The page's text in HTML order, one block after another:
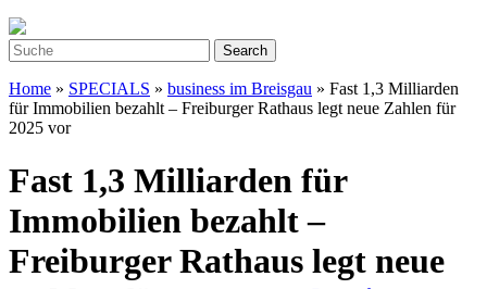
Home » SPECIALS » business im Breisgau » Fast 1,3 Milliarden
für Immobilien bezahlt – Freiburger Rathaus legt neue Zahlen für
2025 vor
Fast 1,3 Milliarden für
Immobilien bezahlt –
Freiburger Rathaus legt neue